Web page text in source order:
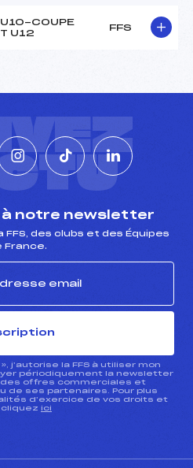
U10-COUPE
U12
FFS
à notre newsletter
FFS, des clubs et des Équipes
France.
j’autorise la FFS à utiliser mon
périodiquement la newsletter
des offres commerciales et
de ses partenaires. Pour plus
d’exercice de vos droits et
cliquez ici